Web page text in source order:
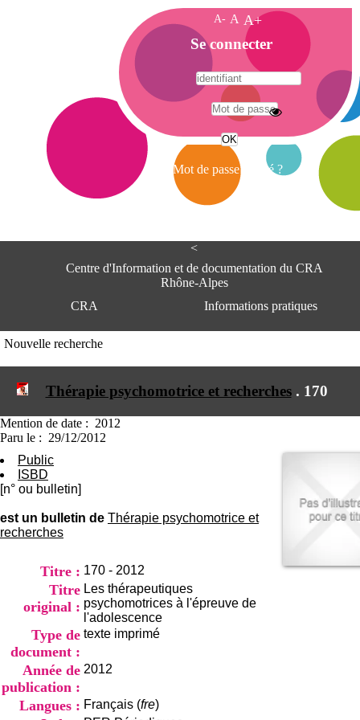
<
Centre d'Information et de documentation du CRA
Rhône-Alpes
CRA
Informations pratiques
du CRA Rhône-Alpes
bât 211
Lundi au Vendredi
+33(0)4 37 91 54 65
Fax: +33(0)4 37 91 54 37
Nouvelle recherche
Thérapie psychomotrice et recherches. 170
Mention de date : 2012
Paru le : 29/12/2012
Public
ISBD
[n° ou bulletin]
est un bulletin de Thérapie psychomotrice et
recherches
Titre : 170 - 2012
Titre
original :
Les thérapeutiques
psychomotrices à l'épreuve de
l'adolescence
Type de
document :
texte imprimé
Année de
publication :
2012
Langues : Français (fre)
A- A A+
A
c
c
e
i
Se connecter
Mot de passe oublié ?
A
e
e
I
f
n
e
e
D
o
c
u
m
a
t